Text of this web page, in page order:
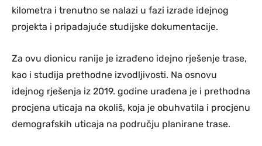
kilometra i trenutno se nalazi u fazi izrade idejnog
projekta i pripadajuće studijske dokumentacije.
Za ovu dionicu ranije je izrađeno idejno rješenje trase,
kao i studija prethodne izvodljivosti. Na osnovu
idejnog rješenja iz 2019. godine urađena je i prethodna
procjena uticaja na okoliš, koja je obuhvatila i procjenu
demografskih uticaja na području planirane trase.